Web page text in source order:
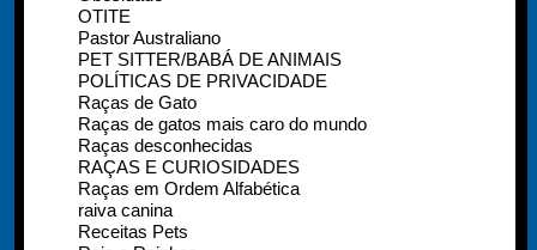
OTITE
Pastor Australiano
PET SITTER/BABÁ DE ANIMAIS
POLÍTICAS DE PRIVACIDADE
Raças de Gato
Raças de gatos mais caro do mundo
Raças desconhecidas
RAÇAS E CURIOSIDADES
Raças em Ordem Alfabética
raiva canina
Receitas Pets